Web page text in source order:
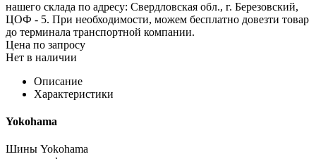
нашего склада по адресу: Свердловская обл., г. Березовский,
ЦОФ - 5. При необходимости, можем бесплатно довезти товар
до терминала транспортной компании.
Цена по запросу
Нет в наличии
Описание
Характеристики
Yokohama
Шины Yokohama